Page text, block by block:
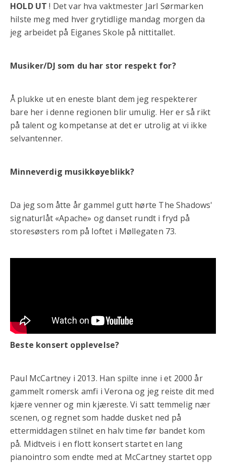
HOLD UT ! Det var hva vaktmester Jarl Sørmarken
hilste meg med hver grytidlige mandag morgen da
jeg arbeidet på Eiganes Skole på nittitallet.
Musiker/DJ som du har stor respekt for?
Å plukke ut en eneste blant dem jeg respekterer
bare her i denne regionen blir umulig. Her er så rikt
på talent og kompetanse at det er utrolig at vi ikke
selvantenner.
Minneverdig musikkøyeblikk?
Da jeg som åtte år gammel gutt hørte The Shadows'
signaturlåt «Apache» og danset rundt i fryd på
storesøsters rom på loftet i Møllegaten 73.
Beste konsert opplevelse?
Paul McCartney i 2013. Han spilte inne i et 2000 år
gammelt romersk amfi i Verona og jeg reiste dit med
kjære venner og min kjæreste. Vi satt temmelig nær
scenen, og regnet som hadde dusket ned på
ettermiddagen stilnet en halv time før bandet kom
på. Midtveis i en flott konsert startet en lang
pianointro som endte med at McCartney startet opp